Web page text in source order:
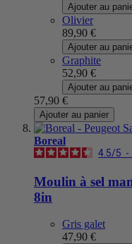
Ajouter au
Olivier
89,90 €
Ajouter au
Graphite
52,90 €
Ajouter au
57,90 €
Ajouter au panier
Boreal
4.5/5 -
Moulin à sel
8in
Gris galet
47,90 €